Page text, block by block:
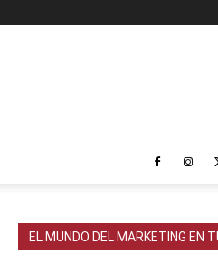
EL MUNDO DEL MARKETING EN